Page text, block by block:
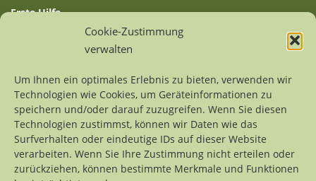
Cookie-Zustimmung
verwalten
Um Ihnen ein optimales Erlebnis zu bieten, verwenden wir
Technologien wie Cookies, um Geräteinformationen zu
speichern und/oder darauf zuzugreifen. Wenn Sie diesen
Technologien zustimmst, können wir Daten wie das
Surfverhalten oder eindeutige IDs auf dieser Website
verarbeiten. Wenn Sie Ihre Zustimmung nicht erteilen oder
zurückziehen, können bestimmte Merkmale und Funktionen
Erste Hilfe
Auffangstationen
Kontakt
Impressum
Datenschutzerklärung
Alle Inhalte dieses Internetprojekts sind urheberrechtlich